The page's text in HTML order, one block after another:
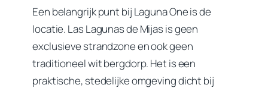
Een belangrijk punt bij Laguna One is de
locatie. Las Lagunas de Mijas is geen
exclusieve strandzone en ook geen
traditioneel wit bergdorp. Het is een
praktische, stedelijke omgeving dicht bij